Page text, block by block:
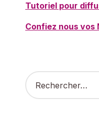
Tutoriel pour
Confiez nous vos
R
e